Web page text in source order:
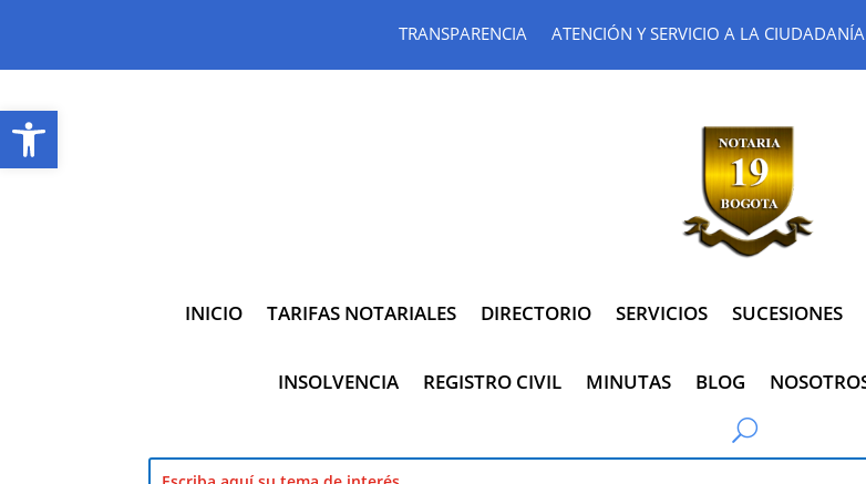
Abrir barra de herramientas
TRANSPARENCIA ATENCIÓN Y SERVICIO A LA CIUDADANÍA
INICIO TARIFAS NOTARIALES DIRECTORIO SERVICIOS SUCESIONES
INSOLVENCIA REGISTRO CIVIL MINUTAS BLOG